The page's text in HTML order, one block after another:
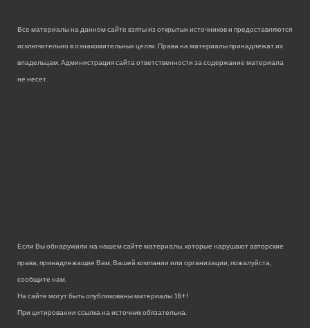
Все материалы на данном сайте взяты из открытых источников и предоставляются
исключительно в ознакомительных целях. Права на материалы принадлежат их
владельцам. Администрация сайта ответственности за содержание материала
не несет.
Если Вы обнаружили на нашем сайте материалы, которые нарушают авторские
права, принадлежащие Вам, Вашей компании или организации, пожалуйста,
сообщите нам.
На сайте могут быть опубликованы материалы 18+!
При цитировании ссылка на источник обязательна.